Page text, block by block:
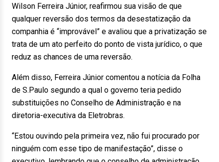
Wilson Ferreira Júnior, reafirmou sua visão de que
qualquer reversão dos termos da desestatização da
companhia é “improvável” e avaliou que a privatização se
trata de um ato perfeito do ponto de vista jurídico, o que
reduz as chances de uma reversão.
Além disso, Ferreira Júnior comentou a notícia da Folha
de S.Paulo segundo a qual o governo teria pedido
substituições no Conselho de Administração e na
diretoria-executiva da Eletrobras.
“Estou ouvindo pela primeira vez, não fui procurado por
ninguém com esse tipo de manifestação”, disse o